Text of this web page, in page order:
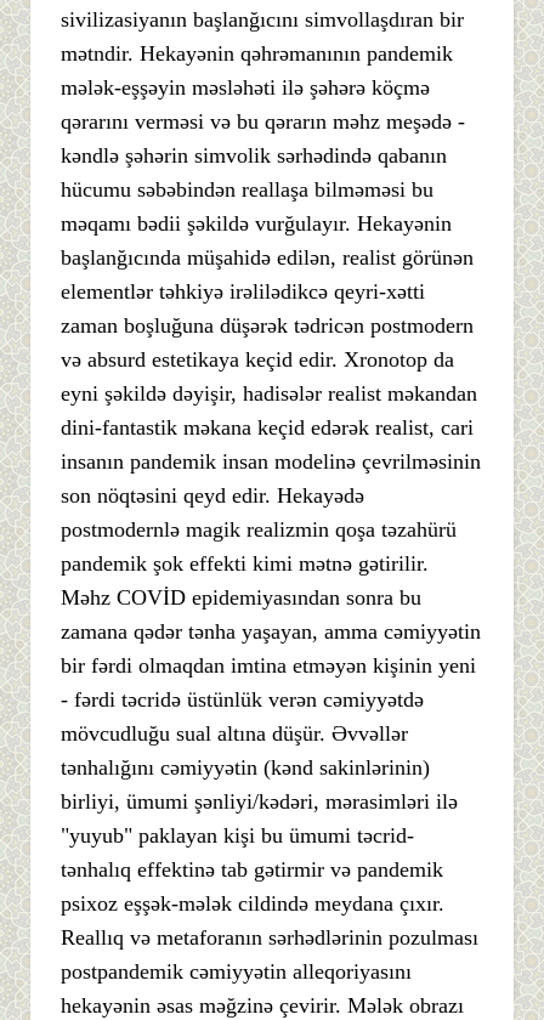
sivilizasiyanın başlanğıcını simvollaşdıran bir
mətndir. Hekayənin qəhrəmanının pandemik
mələk-eşşəyin məsləhəti ilə şəhərə köçmə
qərarını verməsi və bu qərarın məhz meşədə -
kəndlə şəhərin simvolik sərhədində qabanın
hücumu səbəbindən reallaşa bilməməsi bu
məqamı bədii şəkildə vurğulayır. Hekayənin
başlanğıcında müşahidə edilən, realist görünən
elementlər təhkiyə irəlilədikcə qeyri-xətti
zaman boşluğuna düşərək tədricən postmodern
və absurd estetikaya keçid edir. Xronotop da
eyni şəkildə dəyişir, hadisələr realist məkandan
dini-fantastik məkana keçid edərək realist, cari
insanın pandemik insan modelinə çevrilməsinin
son nöqtəsini qeyd edir. Hekayədə
postmodernlə magik realizmin qoşa təzahürü
pandemik şok effekti kimi mətnə gətirilir.
Məhz COVİD epidemiyasından sonra bu
zamana qədər tənha yaşayan, amma cəmiyyətin
bir fərdi olmaqdan imtina etməyən kişinin yeni
- fərdi təcridə üstünlük verən cəmiyyətdə
mövcudluğu sual altına düşür. Əvvəllər
tənhalığını cəmiyyətin (kənd sakinlərinin)
birliyi, ümumi şənliyi/kədəri, mərasimləri ilə
"yuyub" paklayan kişi bu ümumi təcrid-
tənhalıq effektinə tab gətirmir və pandemik
psixoz eşşək-mələk cildində meydana çıxır.
Reallıq və metaforanın sərhədlərinin pozulması
postpandemik cəmiyyətin alleqoriyasını
hekayənin əsas məğzinə çevirir. Mələk obrazı